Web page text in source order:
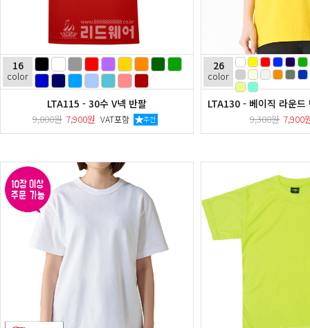
16
color
LTA115 - 30수 V넥 반팔
9,000원 7,900원 VAT포함 추천
26
color
LTA130 - 베이직 라운
9,300원 7,900